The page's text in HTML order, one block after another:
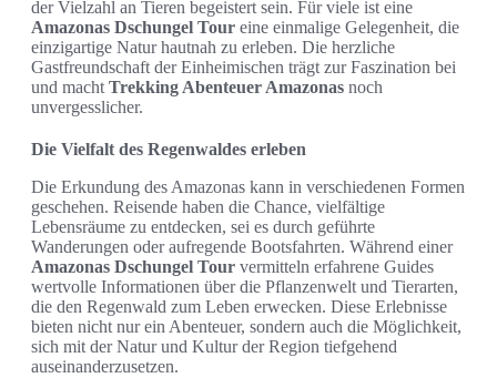
der Vielzahl an Tieren begeistert sein. Für viele ist eine
Amazonas Dschungel Tour eine einmalige Gelegenheit, die
einzigartige Natur hautnah zu erleben. Die herzliche
Gastfreundschaft der Einheimischen trägt zur Faszination bei
und macht Trekking Abenteuer Amazonas noch
unvergesslicher.
Die Vielfalt des Regenwaldes erleben
Die Erkundung des Amazonas kann in verschiedenen Formen
geschehen. Reisende haben die Chance, vielfältige
Lebensräume zu entdecken, sei es durch geführte
Wanderungen oder aufregende Bootsfahrten. Während einer
Amazonas Dschungel Tour vermitteln erfahrene Guides
wertvolle Informationen über die Pflanzenwelt und Tierarten,
die den Regenwald zum Leben erwecken. Diese Erlebnisse
bieten nicht nur ein Abenteuer, sondern auch die Möglichkeit,
sich mit der Natur und Kultur der Region tiefgehend
auseinanderzusetzen.